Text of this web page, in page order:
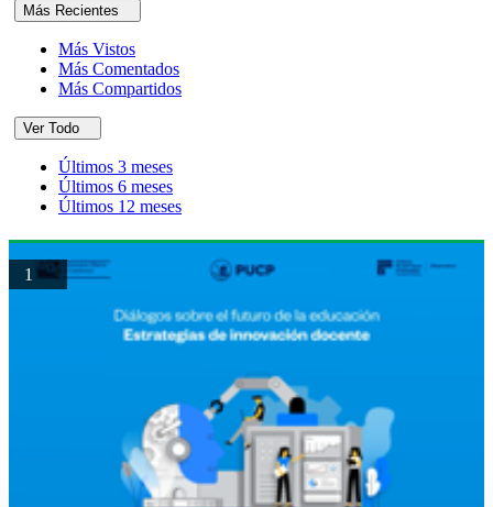
Más Recientes
Más Vistos
Más Comentados
Más Compartidos
Ver Todo
Últimos 3 meses
Últimos 6 meses
Últimos 12 meses
1